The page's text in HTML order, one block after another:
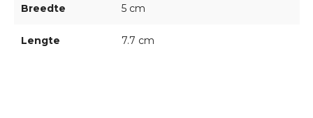
Breedte 5 cm
Lengte 7.7 cm